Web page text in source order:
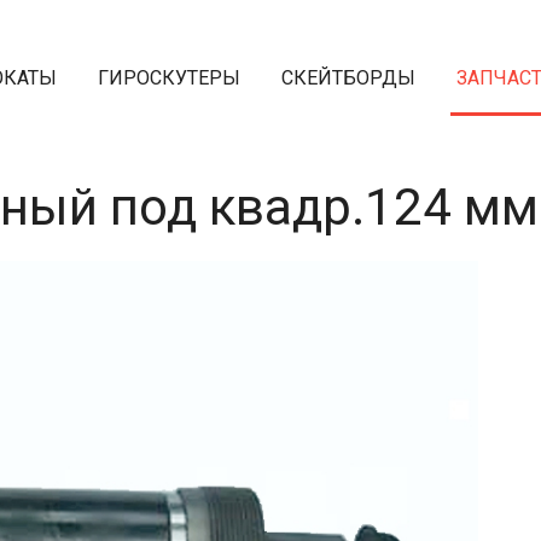
ГИРОСКУТЕРЫ СКЕЙТБОРДЫ
под квадр.124